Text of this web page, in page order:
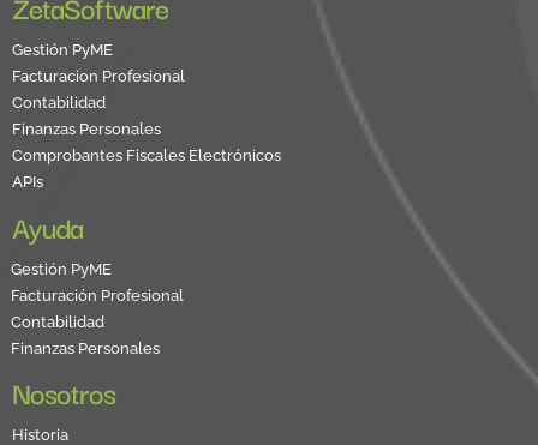
Gestión PyME
Facturacion Profesional
Contabilidad
Finanzas Personales
Comprobantes Fiscales Electrónicos
APIs
Ayuda
Gestión PyME
Facturación Profesional
Contabilidad
Finanzas Personales
Nosotros
Historia